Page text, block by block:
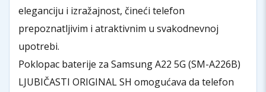
eleganciju i izražajnost, čineći telefon
prepoznatljivim i atraktivnim u svakodnevnoj
upotrebi.
Poklopac baterije za Samsung A22 5G (SM-A226B)
LJUBIČASTI ORIGINAL SH omogućava da telefon